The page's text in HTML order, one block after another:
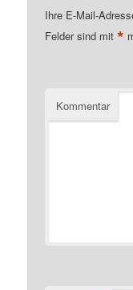
Ihre E-Mail-
Felder sind mit*
Kommentar